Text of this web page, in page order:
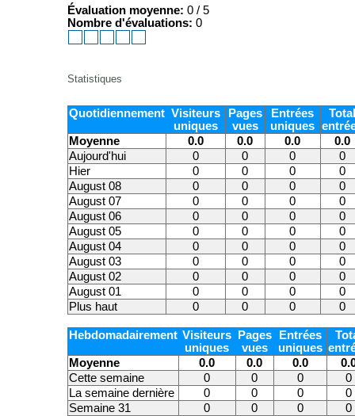
Évaluation moyenne: 0 / 5
Nombre d'évaluations: 0
Statistiques
Quotidiennement Visiteurs
uniques
Pages
vues
Entrées
uniques
Moyenne
0.0 0.0 0.0
0.0
Aujourd'hui
0 0 0
0
Hier
0 0 0
0
August 08
0 0 0
0
August 07
0 0 0
0
August 06
0 0 0
0
August 05
0 0 0
0
August 04
0 0 0
0
August 03
0 0 0
0
August 02
0 0 0
0
August 01
0 0 0
0
Plus haut
0 0 0 0
Hebdomadairement Visiteurs
uniques
Pages
vues
Entrées
uniques
Moyenne
0.0 0.0 0.0
Cette semaine
0 0 0
0
La semaine dernière
0 0 0
0
Semaine 31
0 0 0
0